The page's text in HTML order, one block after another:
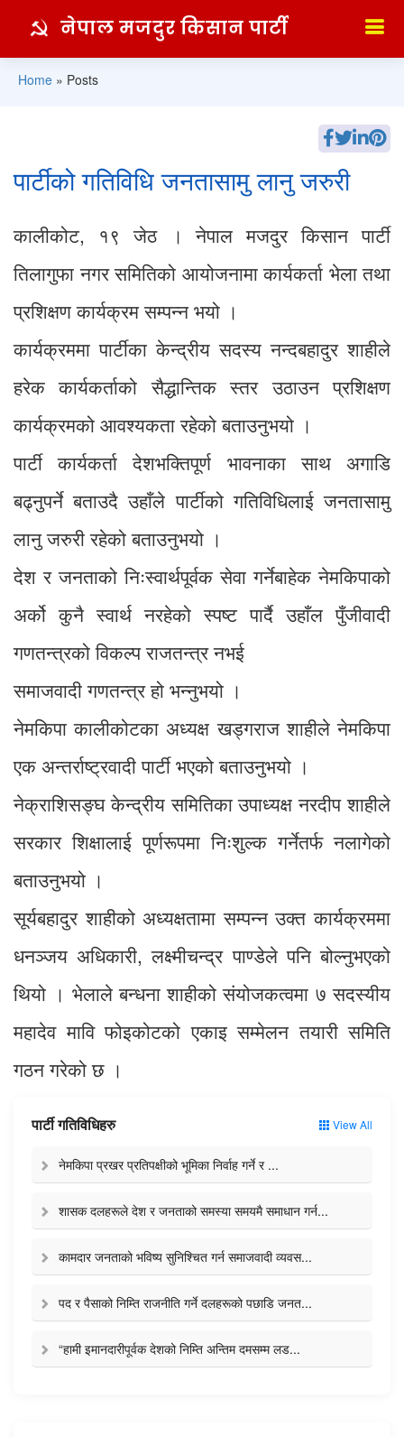
नेपाल मजदुर किसान पार्टी
Home » Posts
पार्टीको गतिविधि जनतासामु लानु जरुरी
कालीकोट, १९ जेठ । नेपाल मजदुर किसान पार्टी
तिलागुफा नगर समितिको आयोजनामा कार्यकर्ता भेला तथा
प्रशिक्षण कार्यक्रम सम्पन्न भयो ।
कार्यक्रममा पार्टीका केन्द्रीय सदस्य नन्दबहादुर शाहीले
हरेक कार्यकर्ताको सैद्धान्तिक स्तर उठाउन प्रशिक्षण
कार्यक्रमको आवश्यकता रहेको बताउनुभयो ।
पार्टी कार्यकर्ता देशभक्तिपूर्ण भावनाका साथ अगाडि
बढ्नुपर्ने बताउदै उहाँले पार्टीको गतिविधिलाई जनतासामु
लानु जरुरी रहेको बताउनुभयो ।
देश र जनताको निःस्वार्थपूर्वक सेवा गर्नेबाहेक नेमकिपाको
अर्को कुनै स्वार्थ नरहेको स्पष्ट पार्दै उहाँल पुँजीवादी
गणतन्त्रको विकल्प राजतन्त्र नभई
समाजवादी गणतन्त्र हो भन्नुभयो ।
नेमकिपा कालीकोटका अध्यक्ष खड्गराज शाहीले नेमकिपा
एक अन्तर्राष्ट्रवादी पार्टी भएको बताउनुभयो ।
नेक्राशिसङ्घ केन्द्रीय समितिका उपाध्यक्ष नरदीप शाहीले
सरकार शिक्षालाई पूर्णरूपमा निःशुल्क गर्नेतर्फ नलागेको
बताउनुभयो ।
सूर्यबहादुर शाहीको अध्यक्षतामा सम्पन्न उक्त कार्यक्रममा
धनञ्जय अधिकारी, लक्ष्मीचन्द्र पाण्डेले पनि बोल्नुभएको
थियो । भेलाले बन्धना शाहीको संयोजकत्वमा ७ सदस्यीय
महादेव मावि फोइकोटको एकाइ सम्मेलन तयारी समिति
गठन गरेको छ ।
पार्टी गतिविधिहरु View All
नेमकिपा प्रखर प्रतिपक्षीको भूमिका निर्वाह गर्ने र ...
शासक दलहरूले देश र जनताको समस्या समयमै समाधान गर्न...
कामदार जनताको भविष्य सुनिश्चित गर्न समाजवादी व्यवस...
पद र पैसाको निम्ति राजनीति गर्ने दलहरूको पछाडि जनत...
“हामी इमानदारीपूर्वक देशको निम्ति अन्तिम दमसम्म लड...